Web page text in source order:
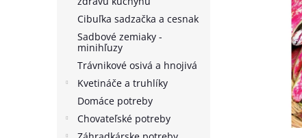
Cibuľka sadzačka a cesnak
Sadbové zemiaky -
minihľuzy
Trávnikové osivá a hnojivá
Kvetináče a truhlíky
Domáce potreby
Chovateľské potreby